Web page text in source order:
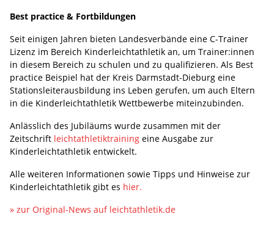
Best practice & Fortbildungen
Seit einigen Jahren bieten Landesverbände eine C-Trainer
Lizenz im Bereich Kinderleichtathletik an, um Trainer:innen
in diesem Bereich zu schulen und zu qualifizieren. Als Best
practice Beispiel hat der Kreis Darmstadt-Dieburg eine
Stationsleiterausbildung ins Leben gerufen, um auch Eltern
in die Kinderleichtathletik Wettbewerbe miteinzubinden.
Anlässlich des Jubiläums wurde zusammen mit der
Zeitschrift leichtathletiktraining eine Ausgabe zur
Kinderleichtathletik entwickelt.
Alle weiteren Informationen sowie Tipps und Hinweise zur
Kinderleichtathletik gibt es hier.
» zur Original-News auf leichtathletik.de